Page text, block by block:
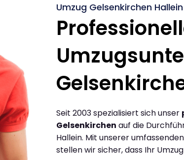
Umzug Gelsenkirchen
Seit 2003 spezialisiert sich unser
Gelsenkirchen auf die
Hallein. Mit unserer
stellen wir sicher, dass Ihr